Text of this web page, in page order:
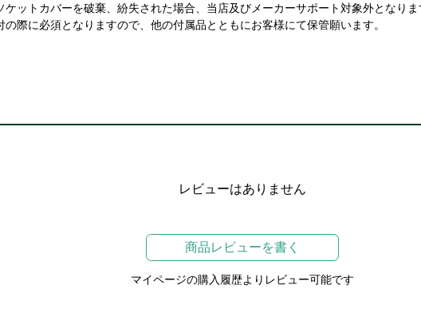
ットカバーを破棄、紛失された場合、当店及びメーカーサポート対象外となりま
際に必須となりますので、他の付属品とともにお客様にて保管願います。
レビューはありません
商品レビューを書く
マイページの購入履歴よりレビュー可能です